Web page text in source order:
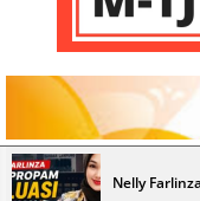
M-
TJEK
NEWS
Primary
Navigation
Nelly